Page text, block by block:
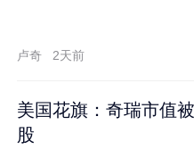
卢奇 2天前
美国花旗：奇瑞市值
股